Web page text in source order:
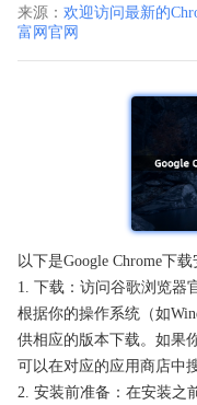
来源： 欢迎访问最新的
富网官网
以下是Google Chrome下
1. 下载：访问谷歌浏览器
根据你的操作系统（如
供相应的版本下载。如果
可以在对应的应用商店中
2. 安装前准备：在安装之